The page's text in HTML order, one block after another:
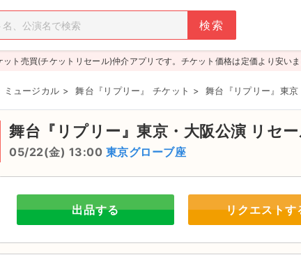
ト売買(チケットリセール)仲介アプリです。チケット価格は定価より安いま
ミュージカル > 舞台『リプリー』 チケット > 舞台『リプリー』東京
舞台『リプリー』東京・大阪公演 リセ
05/22(金) 13:00 東京グローブ座
出品する リクエストす